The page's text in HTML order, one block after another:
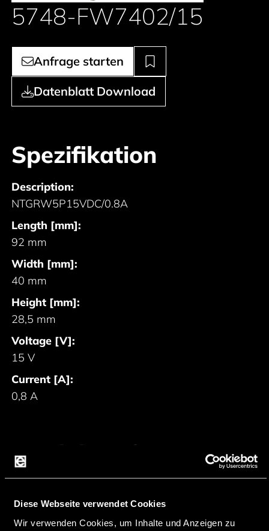
Diese Webseite verwendet Cookies
Wir verwenden Cookies, um Inhalte und Anzeigen zu
5748-FW7402/15
Anfrage starten
Datenblatt Download
Spezifikation
Description:
NTGRW5P15VDC/0.8A
Length [mm]:
92 mm
Width [mm]:
40 mm
Height [mm]:
28,5 mm
Voltage [V]:
15 V
Current [A]:
0,8 A
Produktanfrage
starten
ANFRAGE FÜR 5748-FW7402/15